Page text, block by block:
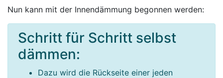
Nun kann mit der Innendämmung begonnen werden:
Schritt für Schritt selbst
dämmen:
Dazu wird die Rückseite einer jeden